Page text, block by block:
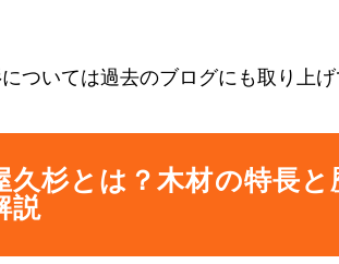
ついては過去のブログにも取り上げ
久杉とは？木材の特長
説